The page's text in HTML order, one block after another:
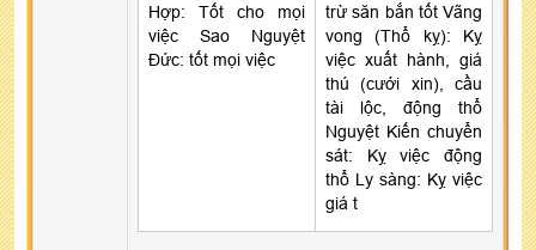
Hợp: Tốt cho mọi
việc Sao Nguyệt
Đức: tốt mọi việc
trừ săn bắn tốt Vãng
vong (Thổ kỵ): Kỵ
việc xuất hành, giá
thú (cưới xin), cầu
tài lộc, động thổ
Nguyệt Kiến chuyển
sát: Kỵ việc động
thổ Ly sàng: Kỵ việc
giá t